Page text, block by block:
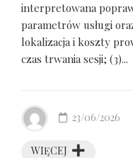
interpretowana
parametrów usługi
lokalizacja i koszty
czas trwania sesji; (3)...
WIĘCEJ
23/06/2026